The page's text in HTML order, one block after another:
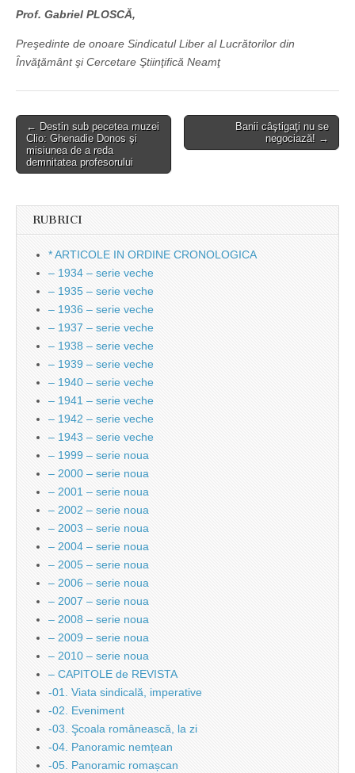
Prof. Gabriel PLOSCĂ,
Preşedinte de onoare Sindicatul Liber al Lucrătorilor din
Învăţământ şi Cercetare Ştiinţifică Neamţ
Post
navigation
← Destin sub pecetea muzei
Clio: Ghenadie Donos şi
misiunea de a reda
demnitatea profesorului
Banii câştigaţi nu se
negociază! →
RUBRICI
* ARTICOLE IN ORDINE CRONOLOGICA
– 1934 – serie veche
– 1935 – serie veche
– 1936 – serie veche
– 1937 – serie veche
– 1938 – serie veche
– 1939 – serie veche
– 1940 – serie veche
– 1941 – serie veche
– 1942 – serie veche
– 1943 – serie veche
– 1999 – serie noua
– 2000 – serie noua
– 2001 – serie noua
– 2002 – serie noua
– 2003 – serie noua
– 2004 – serie noua
– 2005 – serie noua
– 2006 – serie noua
– 2007 – serie noua
– 2008 – serie noua
– 2009 – serie noua
– 2010 – serie noua
– CAPITOLE de REVISTA
-01. Viata sindicală, imperative
-02. Eveniment
-03. Şcoala românească, la zi
-04. Panoramic nemțean
-05. Panoramic romașcan